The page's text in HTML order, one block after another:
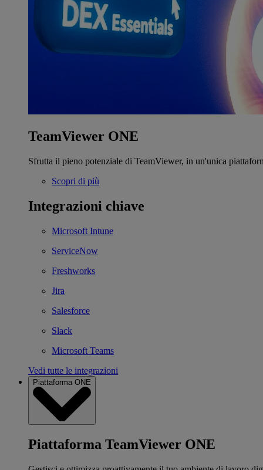
TeamViewer ONE
Sfrutta il pieno potenziale di TeamViewer, in un'unica
Scopri di più
Integrazioni chiave
Microsoft Intune
ServiceNow
Freshworks
Jira
Salesforce
Slack
Microsoft Teams
Vedi tutte le integrazioni
Piattaforma ONE
Piattaforma TeamViewer ONE